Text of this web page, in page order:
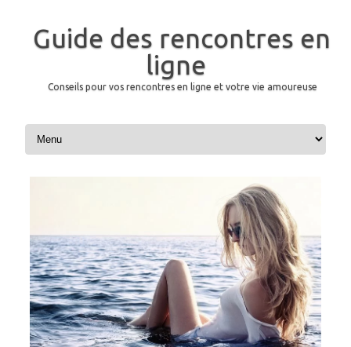
Guide des rencontres en
ligne
Conseils pour vos rencontres en ligne et votre vie amoureuse
Aller au contenu